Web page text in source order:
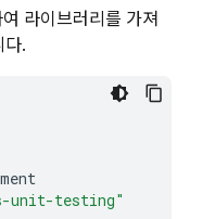
라이브러리를 가져
다.
unit-testing"